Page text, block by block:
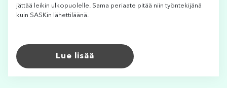
jättää leikin ulkopuolelle. Sama periaate pitää niin työntekijänä
kuin SASKin lähettiläänä.
Lue lisää